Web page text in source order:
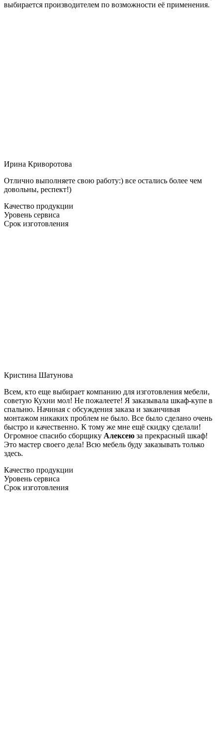
выбирается производителем по возможности её применения.
Ирина Криворотова
Отлично выполняете свою работу:) все остались более чем
довольны, респект!)
Качество продукции
Уровень сервиса
Срок изготовления
Кристина Шатунова
Всем, кто еще выбирает компанию для изготовления мебели,
советую Кухни мол! Не пожалеете! Я заказывала шкаф-купе в
спальню. Начиная с обсуждения заказа и заканчивая
монтажом никаких проблем не было. Все было сделано очень
быстро и качественно. К тому же мне ещё скидку сделали!
Огромное спасибо сборщику Алексею за прекрасный шкаф!
Это мастер своего дела! Всю мебель буду заказывать только
здесь.
Качество продукции
Уровень сервиса
Срок изготовления